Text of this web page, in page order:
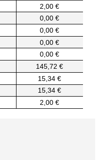
2,00 €
0,00 €
0,00 €
0,00 €
0,00 €
145,72 €
15,34 €
15,34 €
2,00 €